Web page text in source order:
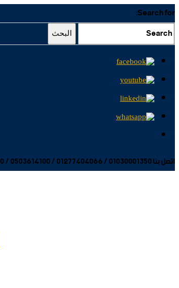
Search for:
البحث
اتصل بنا 01030001350 / 01277404066 / 0503614100 / 0503614200 / 0503614300